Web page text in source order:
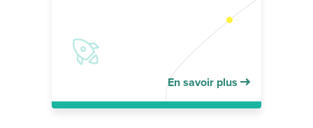
En savoir plus